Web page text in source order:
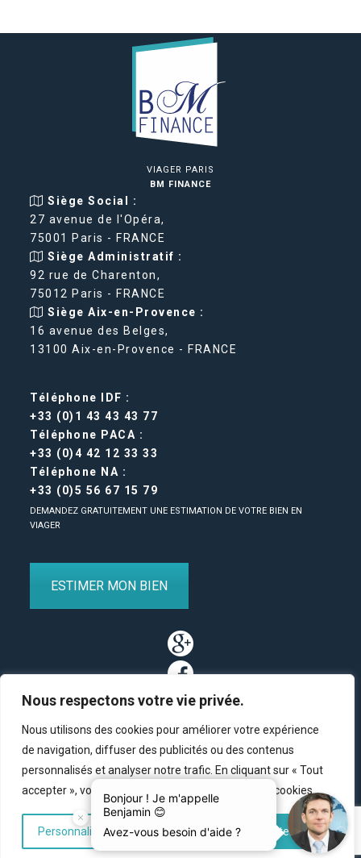
Nous respectons votre vie privée.
Nous utilisons des cookies pour améliorer votre expérience
de navigation, diffuser des publicités ou des contenus
personnalisés et analyser notre trafic. En cliquant sur « Tout
accepter », vous consentez à notre utilisation des cookies.
Personnaliser Tout rejeter Accepter tout
VIAGER PARIS
BM FINANCE
Siège Social :
27 avenue de l'Opéra,
75001 Paris - FRANCE
Siège Administratif :
92 rue de Charenton,
75012 Paris - FRANCE
Siège Aix-en-Provence :
16 avenue des Belges,
13100 Aix-en-Provence - FRANCE
Téléphone IDF :
+33 (0)1 43 43 43 77
Téléphone PACA :
+33 (0)4 42 12 33 33
Téléphone NA :
+33 (0)5 56 67 15 79
DEMANDEZ GRATUITEMENT UNE ESTIMATION DE VOTRE BIEN EN
VIAGER
ESTIMER MON BIEN
Partenaires Contact
© Copyright 2011-2020 BM Finance, tous droits réservés.